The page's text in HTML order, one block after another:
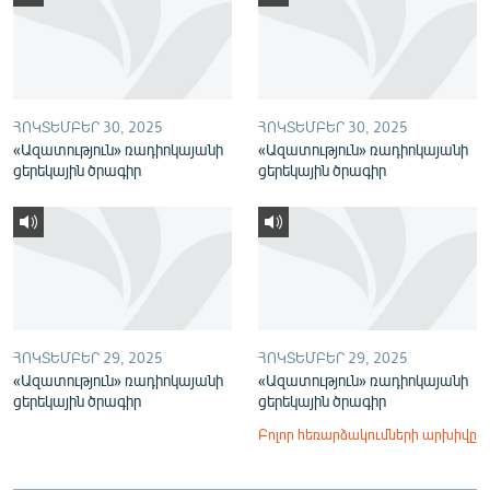
ՀԵՏԵՎԵՔ ՄԵԶ
ՀՈԿՏԵՄԲԵՐ 30, 2025
«Ազատություն» ռադիոկայանի
ցերեկային ծրագիր
ՀՈԿՏԵՄԲԵՐ 30, 2025
«Ազատություն» ռադիոկայանի
ցերեկային ծրագիր
ՀՈԿՏԵՄԲԵՐ 29, 2025
«Ազատություն» ռադիոկայանի
ցերեկային ծրագիր
ՀՈԿՏԵՄԲԵՐ 29, 2025
«Ազատություն» ռադիոկայանի
ցերեկային ծրագիր
Բոլոր հեռարձակումների արխիվը